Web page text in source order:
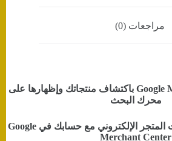
مراجعات (0)
يسمح Google Merchant Center باكتشاف منتجاتك وإظهارها على
محرك البحث
من خلال مزامنة منتجات المتجر الإلكتروني مع حسابك في Google
Merchant Center